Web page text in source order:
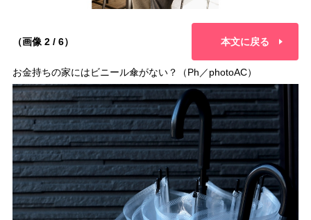
（画像 2 / 6） 本文に戻る
お金持ちの家にはビニール傘がない？（Ph／photoAC）